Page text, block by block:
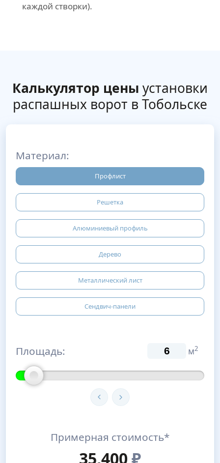
каждой створки).
Калькулятор цены установки
распашных ворот в Тобольске
Материал:
Профлист
Решетка
Алюминиевый профиль
Дерево
Металлический лист
Сендвич-панели
Площадь: м2
Примерная стоимость*
35,400₽